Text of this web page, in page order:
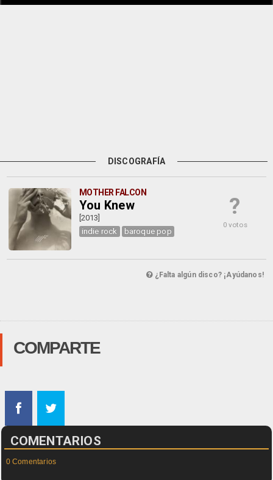
DISCOGRAFÍA
MOTHER FALCON
You Knew
[2013]
indie rock
baroque pop
?
0 votos
¿Falta algún disco? ¡Ayúdanos!
COMPARTE
COMENTARIOS
0 Comentarios